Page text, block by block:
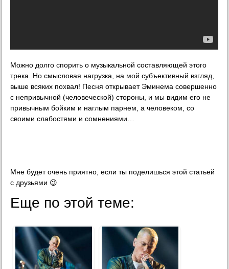
Можно долго спорить о музыкальной составляющей этого
трека. Но смысловая нагрузка, на мой субъективный взгляд,
выше всяких похвал! Песня открывает Эминема совершенно
с непривычной (человеческой) стороны, и мы видим его не
привычным бойким и наглым парнем, а человеком, со
своими слабостями и сомнениями…
Мне будет очень приятно, если ты поделишься этой статьей
с друзьями 😉
Еще по этой теме: